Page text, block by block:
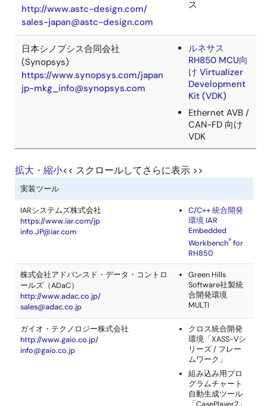
AUTOSARソリューション
AUTOSAR
BSW
イーソル株式会社
http://www.esol.co.jp/
エレクトロビット日本株式会社
http://www.elektrobit.com
株式会社サニー技研
http://www.sunnygiken.jp/
ベクター・ジャパン株式会社
https://www.vector.com/ja/
組み込み用プロ
グラムチャート
自動生成ツール
「CasePlayer2
（※MISRA-C
的解析機能）
ECU Spectrum
RTEジェネレー
BSWジェネレー
ベクター・ジャパン株式会社
https://www.vector.com/ja/
CANbedded
osCAN
LIN driver
CANfbl
ベクター
AUTOSARソリ
ーション
MICROSAR 組
ソフトウェア製
品群（英語ペー
ジ）
VLAB/GENESIS
拡大・縮小<< スクロールしてさらに表示 >>